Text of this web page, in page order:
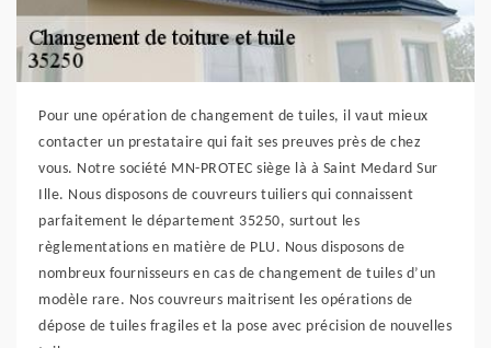
Pour une opération de changement de tuiles, il vaut mieux
contacter un prestataire qui fait ses preuves près de chez
vous. Notre société MN-PROTEC siège là à Saint Medard Sur
Ille. Nous disposons de couvreurs tuiliers qui connaissent
parfaitement le département 35250, surtout les
règlementations en matière de PLU. Nous disposons de
nombreux fournisseurs en cas de changement de tuiles d’un
modèle rare. Nos couvreurs maitrisent les opérations de
dépose de tuiles fragiles et la pose avec précision de nouvelles